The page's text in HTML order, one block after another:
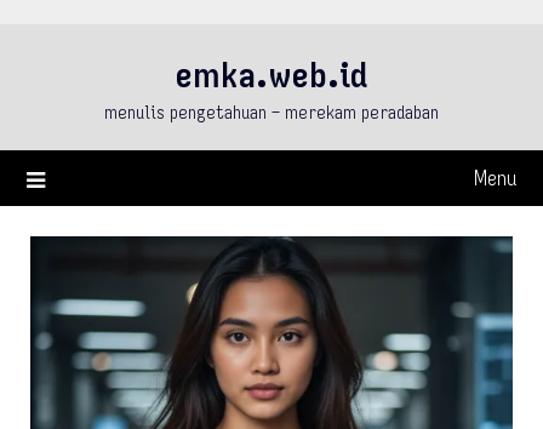
emka.web.id
menulis pengetahuan – merekam peradaban
Menu